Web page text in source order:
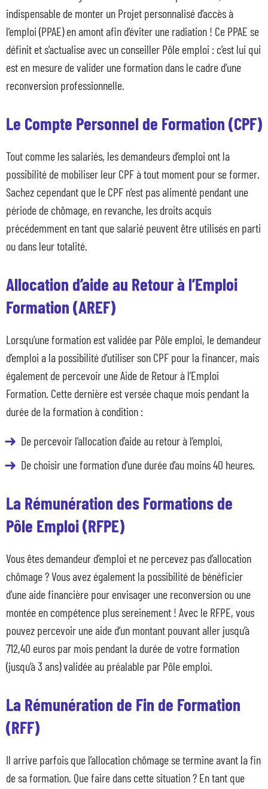
Nos dispositifs
Entreprises et organismes de formation
Les métiers qui recrutent
Qui sommes-nous ?
Blog
indispensable de monter un Projet personnalisé d’accès à
l’emploi (PPAE) en amont afin d’éviter une radiation ! Ce PPAE se
définit et s’actualise avec un conseiller Pôle emploi : c’est lui qui
est en mesure de valider une formation dans le cadre d’une
reconversion professionnelle.
Le Compte Personnel de Formation (CPF)
Tout comme les salariés, les demandeurs d’emploi ont la
possibilité de mobiliser leur CPF à tout moment pour se former.
Sachez cependant que le CPF n’est pas alimenté pendant une
période de chômage, en revanche, les droits acquis
précédemment en tant que salarié peuvent être utilisés en parti
ou dans leur totalité.
Allocation d’aide au Retour à l’Emploi
Formation (AREF)
Lorsqu’une formation est validée par Pôle emploi, le demandeur
d’emploi a la possibilité d’utiliser son CPF pour la financer, mais
également de percevoir une Aide de Retour à l’Emploi
Formation. Cette dernière est versée chaque mois pendant la
durée de la formation à condition :
De percevoir l’allocation d’aide au retour à l’emploi,
De choisir une formation d’une durée d’au moins 40 heures.
La Rémunération des Formations de
Pôle Emploi (RFPE)
Vous êtes demandeur d’emploi et ne percevez pas d’allocation
chômage ? Vous avez également la possibilité de bénéficier
d’une aide financière pour envisager une reconversion ou une
montée en compétence plus sereinement ! Avec le RFPE, vous
pouvez percevoir une aide d’un montant pouvant aller jusqu’à
712,40 euros par mois pendant la durée de votre formation
(jusqu’à 3 ans) validée au préalable par Pôle emploi.
La Rémunération de Fin de Formation
(RFF)
Il arrive parfois que l’allocation chômage se termine avant la fin
de sa formation. Que faire dans cette situation ? En tant que